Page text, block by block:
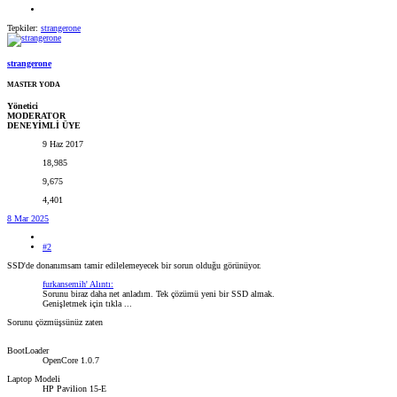
Tepkiler: strangerone
strangerone
MASTER YODA
Yönetici
MODERATOR
DENEYİMLİ ÜYE
9 Haz 2017
18,985
9,675
4,401
8 Mar 2025
#2
SSD'de donanımsam tamir edilelemeyecek bir sorun olduğu görünüyor.
furkansemih' Alıntı:
Sorunu biraz daha net anladım. Tek çözümü yeni bir SSD almak.
Genişletmek için tıkla ...
Sorunu çözmüşsünüz zaten
BootLoader
OpenCore 1.0.7
Laptop Modeli
HP Pavilion 15-E